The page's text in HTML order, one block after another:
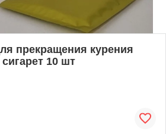
прекращения курения
10 шт